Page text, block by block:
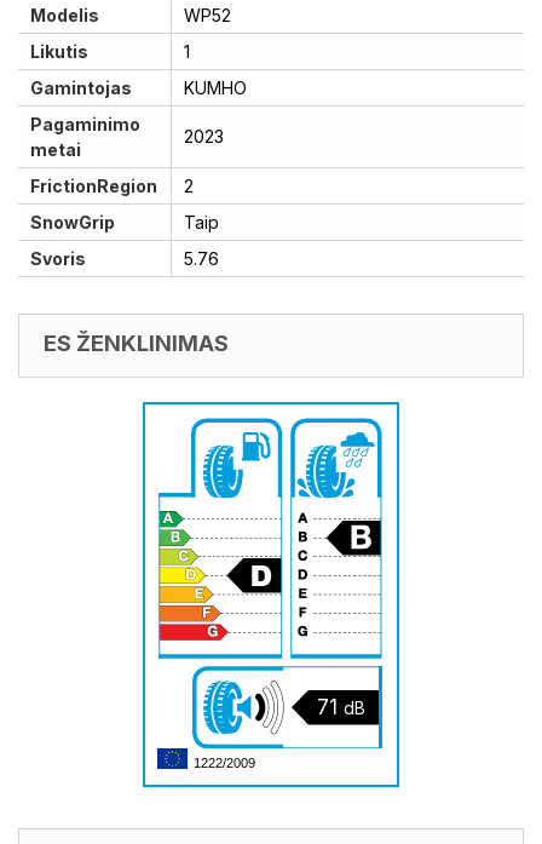
Modelis
WP52
Likutis
1
Gamintojas
KUMHO
Pagaminimo
metai
2023
FrictionRegion
2
SnowGrip
Taip
Svoris
5.76
ES ŽENKLINIMAS
71 dB
1222/2009